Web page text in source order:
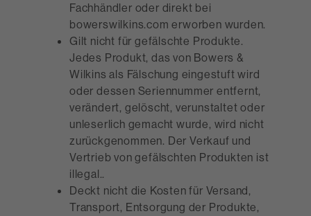
Fachhändler oder direkt bei
bowerswilkins.com erworben wurden.
Gilt nicht für gefälschte Produkte.
Jedes Produkt, das von Bowers &
Wilkins als Fälschung eingestuft wird
oder dessen Seriennummer entfernt,
verändert, gelöscht, verunstaltet oder
unleserlich gemacht wurde, wird nicht
zurückgenommen. Der Verkauf und
Vertrieb von gefälschten Produkten ist
illegal..
Deckt nicht die Kosten für Versand,
Transport, Entsorgung der Produkte,